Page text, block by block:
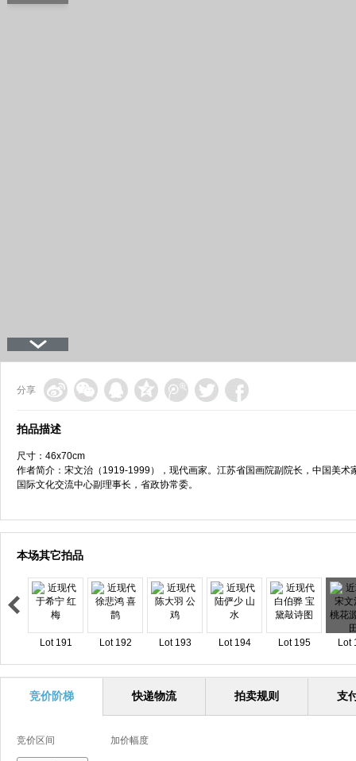
分享
拍品描述
尺寸：46x70cm
作者简介：宋文治（1919-1999），现代画家。江苏省国画院副院长，中国美
国际文化交流中心副理事长，省政协常委。
本场其它拍品
Lot 191 Lot 192 Lot 193 Lot 194 Lot 195 Lot
竞价阶梯 快递物流 拍卖规则 支
竞价区间 加价幅度